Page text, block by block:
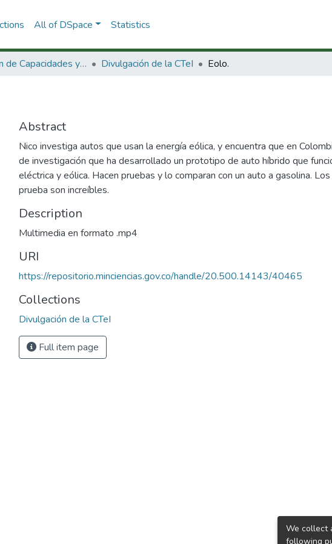
All of DSpace Statistics
Dirección de Capacidades y Divulgación de la CTeI Divulgación de la CTeI Eolo.
Abstract
Nico investiga autos que usan la energía eólica, y encuentra que en
de investigación que ha desarrollado un prototipo de auto híbrido que
eléctrica y eólica. Hacen pruebas y lo comparan con un auto a gasolina.
prueba son increíbles.
Description
Multimedia en formato .mp4
URI
https://repositorio.minciencias.gov.co/handle/20.500.14143/40465
Collections
Divulgación de la CTeI
Full item page
We collect
following